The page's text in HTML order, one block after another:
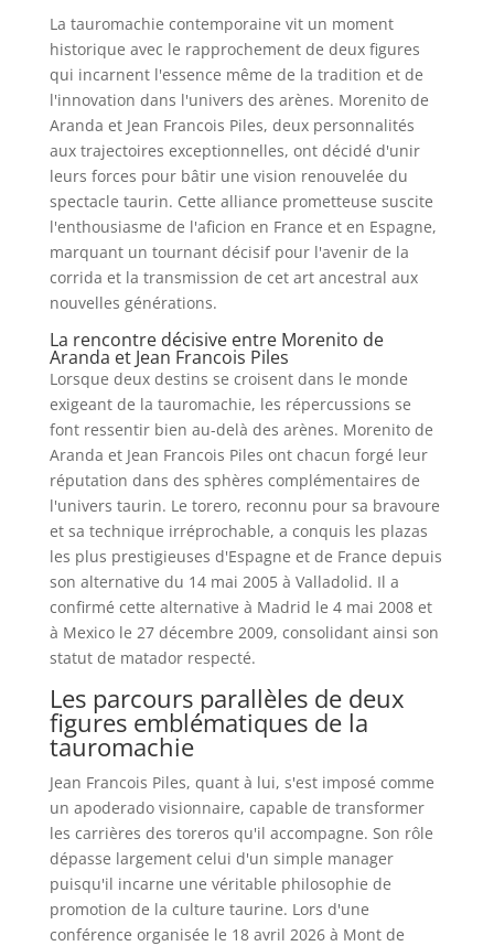
La tauromachie contemporaine vit un moment
historique avec le rapprochement de deux figures
qui incarnent l'essence même de la tradition et de
l'innovation dans l'univers des arènes. Morenito de
Aranda et Jean Francois Piles, deux personnalités
aux trajectoires exceptionnelles, ont décidé d'unir
leurs forces pour bâtir une vision renouvelée du
spectacle taurin. Cette alliance prometteuse suscite
l'enthousiasme de l'aficion en France et en Espagne,
marquant un tournant décisif pour l'avenir de la
corrida et la transmission de cet art ancestral aux
nouvelles générations.
La rencontre décisive entre Morenito de
Aranda et Jean Francois Piles
Lorsque deux destins se croisent dans le monde
exigeant de la tauromachie, les répercussions se
font ressentir bien au-delà des arènes. Morenito de
Aranda et Jean Francois Piles ont chacun forgé leur
réputation dans des sphères complémentaires de
l'univers taurin. Le torero, reconnu pour sa bravoure
et sa technique irréprochable, a conquis les plazas
les plus prestigieuses d'Espagne et de France depuis
son alternative du 14 mai 2005 à Valladolid. Il a
confirmé cette alternative à Madrid le 4 mai 2008 et
à Mexico le 27 décembre 2009, consolidant ainsi son
statut de matador respecté.
Les parcours parallèles de deux
figures emblématiques de la
tauromachie
Jean Francois Piles, quant à lui, s'est imposé comme
un apoderado visionnaire, capable de transformer
les carrières des toreros qu'il accompagne. Son rôle
dépasse largement celui d'un simple manager
puisqu'il incarne une véritable philosophie de
promotion de la culture taurine. Lors d'une
conférence organisée le 18 avril 2026 à Mont de